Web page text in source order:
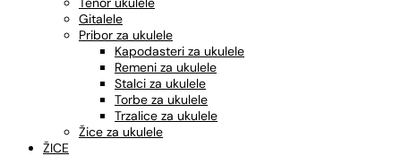
Gitalele
Pribor za ukulele
Kapodasteri za ukulele
Remeni za ukulele
Stalci za ukulele
Torbe za ukulele
Trzalice za ukulele
Žice za ukulele
ŽICE